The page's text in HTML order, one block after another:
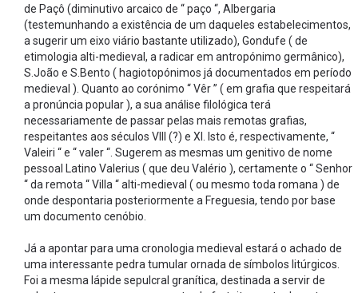
de Paçô (diminutivo arcaico de “ paço “, Albergaria
(testemunhando a existência de um daqueles estabelecimentos,
a sugerir um eixo viário bastante utilizado), Gondufe ( de
etimologia alti-medieval, a radicar em antropónimo germânico),
S.João e S.Bento ( hagiotopónimos já documentados em período
medieval ). Quanto ao corónimo “ Vêr ” ( em grafia que respeitará
a pronúncia popular ), a sua análise filológica terá
necessariamente de passar pelas mais remotas grafias,
respeitantes aos séculos VIII (?) e XI. Isto é, respectivamente, “
Valeiri “ e “ valer “. Sugerem as mesmas um genitivo de nome
pessoal Latino Valerius ( que deu Valério ), certamente o “ Senhor
“ da remota “ Villa “ alti-medieval ( ou mesmo toda romana ) de
onde despontaria posteriormente a Freguesia, tendo por base
um documento cenóbio.
Já a apontar para uma cronologia medieval estará o achado de
uma interessante pedra tumular ornada de símbolos litúrgicos.
Foi a mesma lápide sepulcral granítica, destinada a servir de